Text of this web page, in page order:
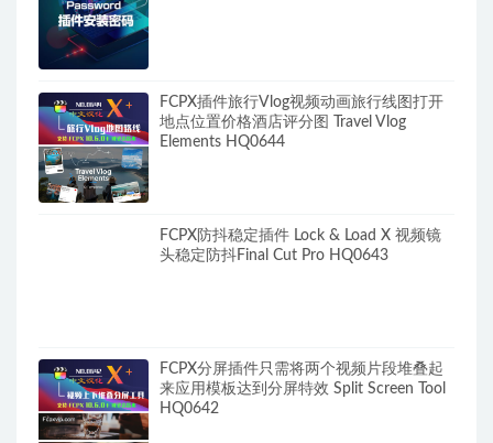
FCPX插件旅行Vlog视频动画旅行线图打开
地点位置价格酒店评分图 Travel Vlog
Elements HQ0644
FCPX防抖稳定插件 Lock & Load X 视频镜
头稳定防抖Final Cut Pro HQ0643
FCPX分屏插件只需将两个视频片段堆叠起
来应用模板达到分屏特效 Split Screen Tool
HQ0642